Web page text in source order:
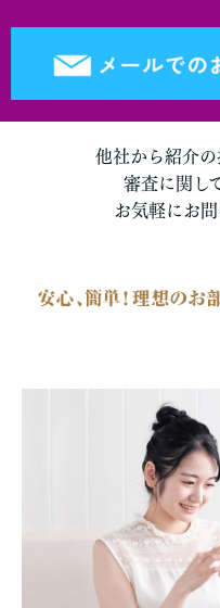
他社から紹介の
審査に関し
お気軽にお問